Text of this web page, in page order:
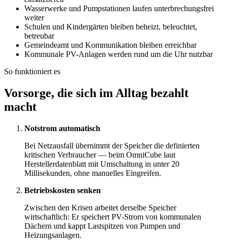
Wasserwerke und Pumpstationen laufen unterbrechungsfrei
weiter
Schulen und Kindergärten bleiben beheizt, beleuchtet,
betreubar
Gemeindeamt und Kommunikation bleiben erreichbar
Kommunale PV-Anlagen werden rund um die Uhr nutzbar
So funktioniert es
Vorsorge, die sich im Alltag bezahlt
macht
Notstrom automatisch
Bei Netzausfall übernimmt der Speicher die definierten
kritischen Verbraucher — beim OmniCube laut
Herstellerdatenblatt mit Umschaltung in unter 20
Millisekunden, ohne manuelles Eingreifen.
Betriebskosten senken
Zwischen den Krisen arbeitet derselbe Speicher
wirtschaftlich: Er speichert PV-Strom von kommunalen
Dächern und kappt Lastspitzen von Pumpen und
Heizungsanlagen.